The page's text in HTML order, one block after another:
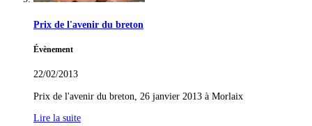
Prix de l'avenir du breton
Évènement
22/02/2013
Prix de l'avenir du breton, 26 janvier 2013 à Morlaix
Lire la suite